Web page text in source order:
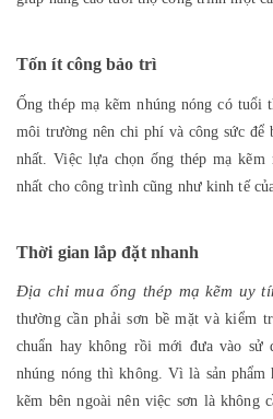
Tốn ít công bảo trì
Ống thép mạ kẽm nhúng nóng có
môi trường nên chi phí và công sức để
nhất. Việc lựa chọn ống thép mạ
nhất cho công trình cũng như kinh tế
Thời gian lắp đặt nhanh
Địa chỉ mua ống thép mạ kẽm uy
thường cần phải sơn bề mặt và kiểm
chuẩn hay không rồi mới đưa vào sử
nhúng nóng thì không. Vì là sản phẩm
kẽm bên ngoài nên việc sơn là không